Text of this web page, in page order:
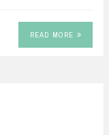
READ MORE